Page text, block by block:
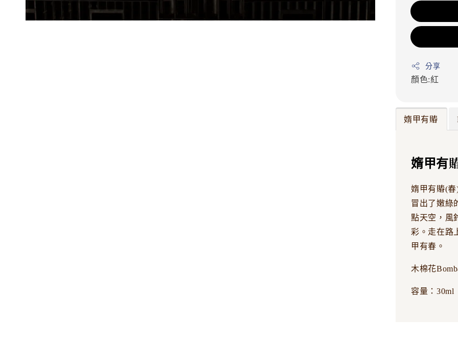
分享
顏色:紅
媠甲有賰
媠甲有
媠甲有賰(
冒出了嫩綠
點天空，風
彩。走在路
甲有春。
木棉花
容量：30ml